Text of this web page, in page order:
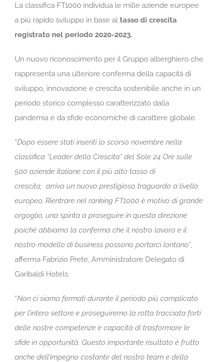
La classifica FT1000 individua le mille aziende europee
a più rapido sviluppo in base al tasso di crescita
registrato nel periodo 2020-2023.
Un nuovo riconoscimento per il Gruppo alberghiero che
rappresenta una ulteriore conferma della capacità di
sviluppo, innovazione e crescita sostenibile anche in un
periodo storico complesso caratterizzato dalla
pandemia e da sfide economiche di carattere globale.
“Dopo essere stati inseriti lo scorso novembre nella
classifica “Leader della Crescita” del Sole 24 Ore sulle
500 aziende italiane con il più alto tasso di
crescita, arriva un nuovo prestigioso traguardo a livello
europeo. Rientrare nel ranking FT1000 è motivo di grande
orgoglio, una spinta a proseguire in questa direzione
poiché abbiamo la conferma che il nostro lavoro e il
nostro modello di business possono portarci lontano”,
afferma Fabrizio Prete, Amministratore Delegato di
Garibaldi Hotels.
“Non ci siamo fermati durante il periodo più complicato
per l’intero settore e proseguiremo la rotta tracciata forti
delle nostre competenze e capacità di trasformare le
sfide in opportunità. Questo importante risultato è frutto
anche dell’impegno costante del nostro team e della